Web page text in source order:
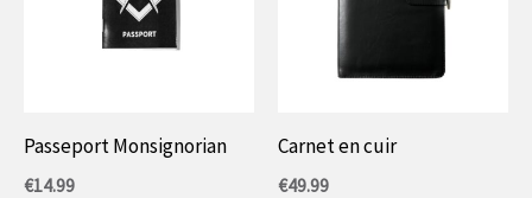
Passeport Monsignorian
€14.99
Carnet en cuir
€49.99